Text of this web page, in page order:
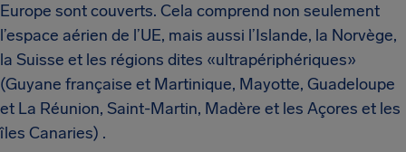
Europe sont couverts. Cela comprend non seulement
l’espace aérien de l’UE, mais aussi l’Islande, la Norvège,
la Suisse et les régions dites «ultrapériphériques»
(Guyane française et Martinique, Mayotte, Guadeloupe
et La Réunion, Saint-Martin, Madère et les Açores et les
îles Canaries) .